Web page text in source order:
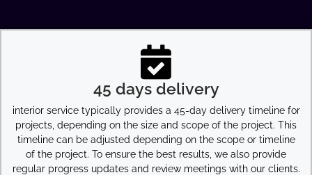
45 days delivery
interior service typically provides a 45-day delivery timeline for
projects, depending on the size and scope of the project. This
timeline can be adjusted depending on the scope or timeline
of the project. To ensure the best results, we also provide
regular progress updates and review meetings with our clients.